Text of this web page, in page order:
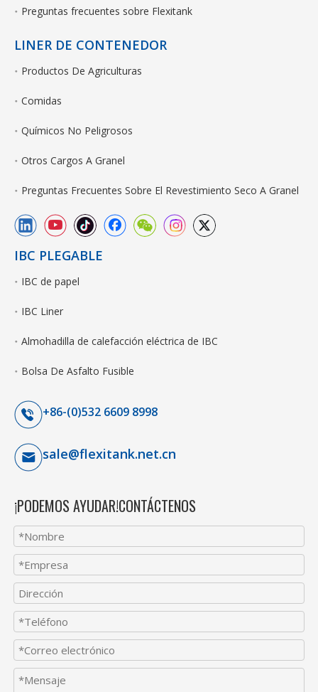
Preguntas frecuentes sobre Flexitank
LINER DE CONTENEDOR
Productos De Agriculturas
Comidas
Químicos No Peligrosos
Otros Cargos A Granel
Preguntas Frecuentes Sobre El Revestimiento Seco A Granel
IBC PLEGABLE
IBC de papel
IBC Liner
Almohadilla de calefacción eléctrica de IBC
Bolsa De Asfalto Fusible
+86-(0)532 6609 8998
sale@flexitank.net.cn
¡PODEMOS AYUDAR!CONTÁCTENOS